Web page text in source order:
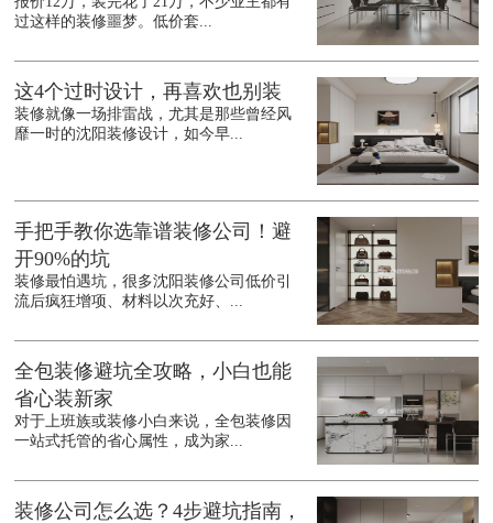
过这样的装修噩梦。低价套...
这4个过时设计，再喜欢也别装
装修就像一场排雷战，尤其是那些曾经风
靡一时的沈阳装修设计，如今早...
手把手教你选靠谱装修公司！避
开90%的坑
装修最怕遇坑，很多沈阳装修公司低价引
流后疯狂增项、材料以次充好、...
全包装修避坑全攻略，小白也能
省心装新家
对于上班族或装修小白来说，全包装修因
一站式托管的省心属性，成为家...
装修公司怎么选？4步避坑指南，